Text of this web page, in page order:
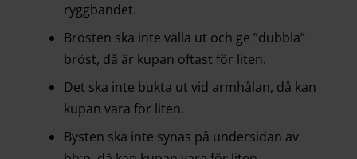
ryggbandet.
Brösten ska inte välla ut och ge ”dubbla”
bröst, då är kupan oftast för liten.
Det ska inte bukta ut vid armhålan, då kan
kupan vara för liten.
Bysten ska inte synas på undersidan av